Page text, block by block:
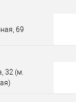
69
32 (м.